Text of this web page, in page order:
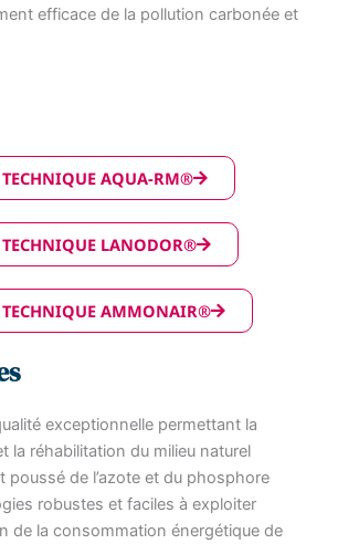
efficace de la pollution carbonée et
AQUA-RM®
LANODOR®
TECHNIQUE AMMONAIR®
exceptionnelle permettant la
la réhabilitation du milieu naturel
poussé de l’azote et du phosphore
robustes et faciles à exploiter
de la consommation énergétique de